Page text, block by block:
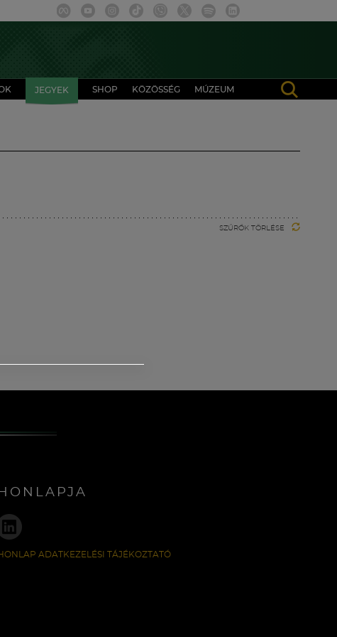
JEGYEK SHOP KÖZÖSSÉG MÚZEUM
SZŰRŐK TÖRLÉSE
ADATKEZELÉSI TÁJÉKOZTATÓ